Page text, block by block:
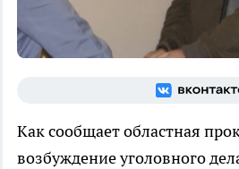
Как сообщает областная
возбуждение уголовного